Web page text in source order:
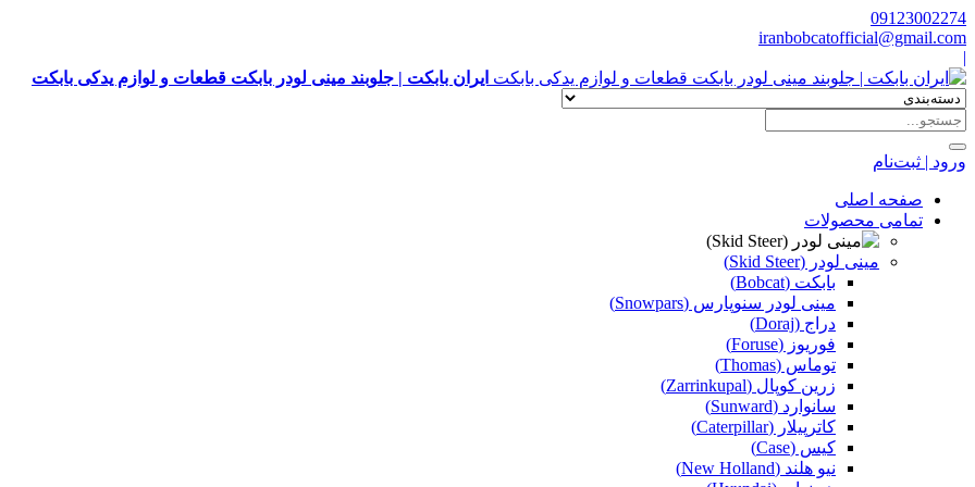
09123002274
iranbobcatofficial@gmail.com
|
ایران بابکت | جلوبند مینی لودر بابکت قطعات و لوازم یدکی بابکت
ورود | ثبت‌نام
صفحه اصلی
تمامی محصولات
مینی لودر (Skid Steer)
بابکت (Bobcat)
مینی لودر سنوپارس (Snowpars)
دراج (Doraj)
فوریوز (Foruse)
توماس (Thomas)
زرین کوپال (Zarrinkupal)
سانوارد (Sunward)
کاترپیلار (Caterpillar)
کیس (Case)
نیو هلند (New Holland)